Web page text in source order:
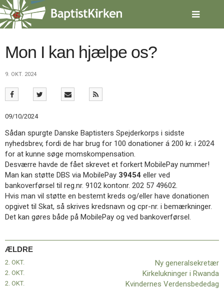
Spring
menu
over
gå
tilbage
forsiden
2.0:
Nyheder
3.0:
Kalender
4.0:
Inspiration
5.0:
Værktøjskassen
6.0:
Mission
7.0:
Om
BaptistKirken
8.0:
Kontakt
9.0:
Forside
10.0:
Nyheder
12.0:
Inspiration
13.0:
Værktøjskassen
14.0:
Mission
15.0:
Om
BaptistKirken
Mon I kan hjælpe os?
9. OKT. 2024
09/10/2024
Sådan spurgte Danske Baptisters Spejderkorps i sidste
nyhedsbrev, fordi de har brug for 100 donationer á 200 kr. i 2024
for at kunne søge momskompensation.
Desværre havde de fået skrevet et forkert MobilePay nummer!
Man kan støtte DBS via MobilePay 39454 eller ved
bankoverførsel til reg.nr. 9102 kontonr. 202 57 49602.
Hvis man vil støtte en bestemt kreds og/eller have donationen
opgivet til Skat, så skrives kredsnavn og cpr-nr. i bemærkninger.
Det kan gøres både på MobilePay og ved bankoverførsel.
ÆLDRE
2. OKT. Ny generalsekretær
2. OKT. Kirkelukninger i Rwanda
2. OKT. Kvindernes Verdensbededag